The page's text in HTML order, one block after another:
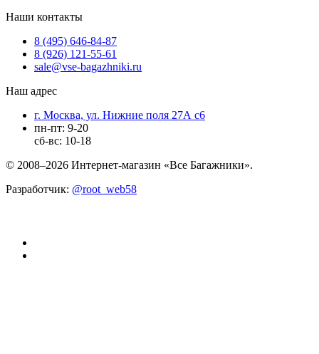
Наши контакты
8 (495) 646-84-87
8 (926) 121-55-61
sale@vse-bagazhniki.ru
Наш адрес
г. Москва, ул. Нижние поля 27А с6
пн-пт: 9-20
сб-вс: 10-18
© 2008–2026 Интернет-магазин «Все Багажники».
Разработчик: @root_web58